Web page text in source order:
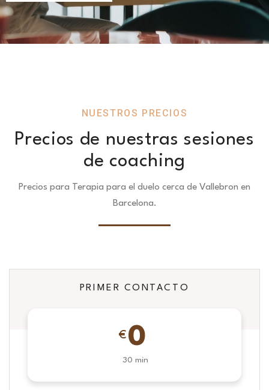
NUESTROS PRECIOS
Precios de nuestras sesiones
de coaching
Precios para Terapia para el duelo cerca de Vallebron en
Barcelona.
PRIMER CONTACTO
€ 0
30 min